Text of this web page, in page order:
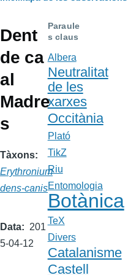
d'Ariadna
Dent
de ca
al
Madre
s
Tàxons
Erythronium
dens-canis
Data
201
5-04-12
Paraule
s claus
Albera
Neutralitat
de les
xarxes
Occitània
Plató
TikZ
Riu
Entomologia
Botànica
TeX
Divers
Catalanisme
Castell